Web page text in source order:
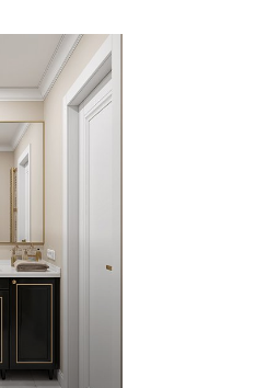
Стекло
Глянец
Матовые
Для белья
Для вещей
Для декора
ПРИМЕНИТЬ